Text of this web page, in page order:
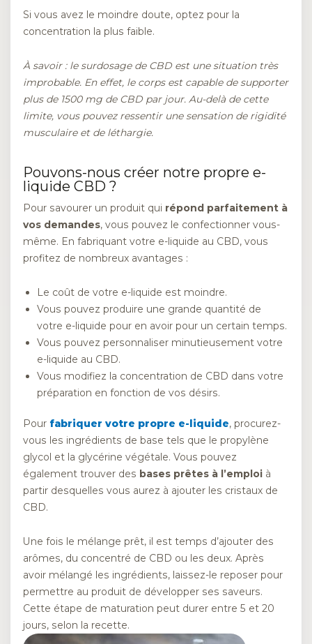
Si vous avez le moindre doute, optez pour la
concentration la plus faible.
À savoir : le surdosage de CBD est une situation très
improbable. En effet, le corps est capable de supporter
plus de 1500 mg de CBD par jour. Au-delà de cette
limite, vous pouvez ressentir une sensation de rigidité
musculaire et de léthargie.
Pouvons-nous créer notre propre e-
liquide CBD ?
Pour savourer un produit qui répond parfaitement à
vos demandes, vous pouvez le confectionner vous-
même. En fabriquant votre e-liquide au CBD, vous
profitez de nombreux avantages :
Le coût de votre e-liquide est moindre.
Vous pouvez produire une grande quantité de
votre e-liquide pour en avoir pour un certain temps.
Vous pouvez personnaliser minutieusement votre
e-liquide au CBD.
Vous modifiez la concentration de CBD dans votre
préparation en fonction de vos désirs.
Pour fabriquer votre propre e-liquide, procurez-
vous les ingrédients de base tels que le propylène
glycol et la glycérine végétale. Vous pouvez
également trouver des bases prêtes à l’emploi à
partir desquelles vous aurez à ajouter les cristaux de
CBD.
Une fois le mélange prêt, il est temps d’ajouter des
arômes, du concentré de CBD ou les deux. Après
avoir mélangé les ingrédients, laissez-le reposer pour
permettre au produit de développer ses saveurs.
Cette étape de maturation peut durer entre 5 et 20
jours, selon la recette.